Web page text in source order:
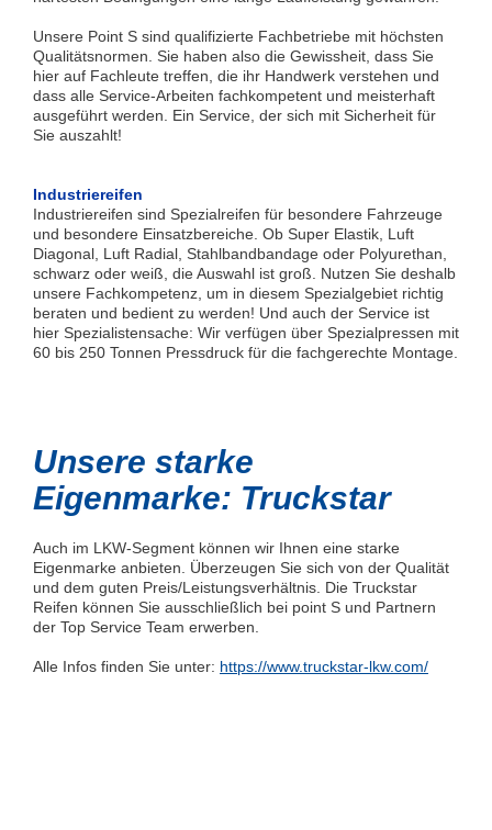
Unsere Point S sind qualifizierte Fachbetriebe mit höchsten
Qualitätsnormen. Sie haben also die Gewissheit, dass Sie
hier auf Fachleute treffen, die ihr Handwerk verstehen und
dass alle Service-Arbeiten fachkompetent und meisterhaft
ausgeführt werden. Ein Service, der sich mit Sicherheit für
Sie auszahlt!
Industriereifen
Industriereifen sind Spezialreifen für besondere Fahrzeuge
und besondere Einsatzbereiche. Ob Super Elastik, Luft
Diagonal, Luft Radial, Stahlbandbandage oder Polyurethan,
schwarz oder weiß, die Auswahl ist groß. Nutzen Sie deshalb
unsere Fachkompetenz, um in diesem Spezialgebiet richtig
beraten und bedient zu werden! Und auch der Service ist
hier Spezialistensache: Wir verfügen über Spezialpressen mit
60 bis 250 Tonnen Pressdruck für die fachgerechte Montage.
Unsere starke
Eigenmarke: Truckstar
Auch im LKW-Segment können wir Ihnen eine starke
Eigenmarke anbieten. Überzeugen Sie sich von der Qualität
und dem guten Preis/Leistungsverhältnis. Die Truckstar
Reifen können Sie ausschließlich bei point S und Partnern
der Top Service Team erwerben.
Alle Infos finden Sie unter: https://www.truckstar-lkw.com/